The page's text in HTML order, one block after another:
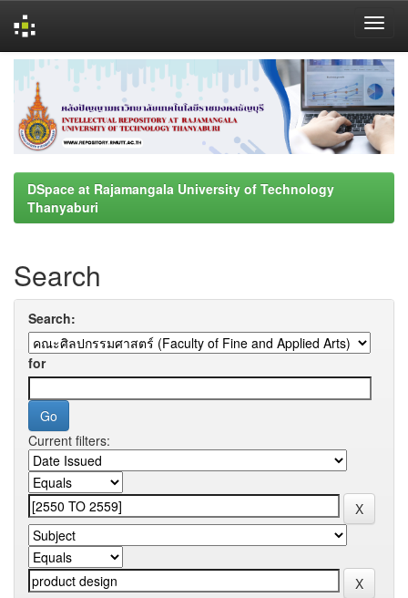
navigation
DSpace at Rajamangala University of Technology
Thanyaburi
Search
Search:
for
Current filters: